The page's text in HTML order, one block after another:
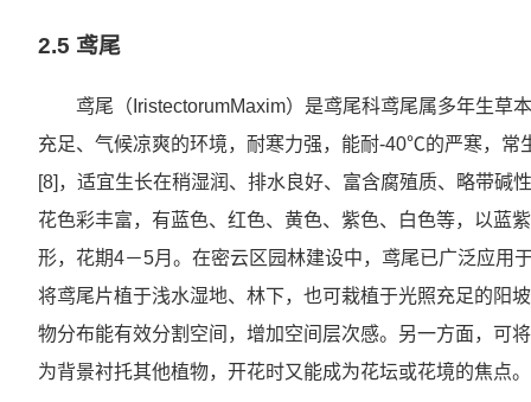
2.5 鸢尾
鸢尾（IristectorumMaxim）是鸢尾科鸢尾属多年生草
充足、气候凉爽的环境，耐寒力强，能耐-40℃的严寒，
[8]，适宜生长在稍湿润、排水良好、富含腐殖质、略带碱
花色彩丰富，有蓝色、红色、黄色、紫色、白色等，以蓝
形，花期4－5月。在密云区园林建设中，鸢尾已广泛应用
将鸢尾片植于浅水湿地、林下，也可栽植于光照充足的阳
物分布能有效分割空间，增加空间层次感。另一方面，可
为背景衬托其他植物，开花时又能成为花坛或花境的焦点。